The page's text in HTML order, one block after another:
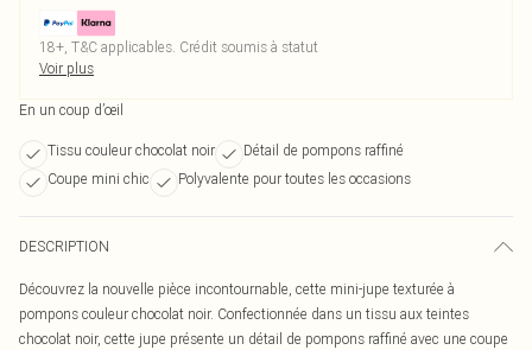
18+, T&C applicables. Crédit soumis à statut
Voir plus
En un coup d’œil
Tissu couleur chocolat noir
Détail de pompons raffiné
Coupe mini chic
Polyvalente pour toutes les occasions
DESCRIPTION
Découvrez la nouvelle pièce incontournable, cette mini-jupe texturée à
pompons couleur chocolat noir. Confectionnée dans un tissu aux teintes
chocolat noir, cette jupe présente un détail de pompons raffiné avec une coupe